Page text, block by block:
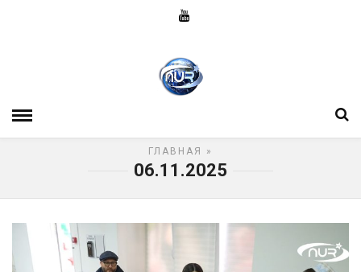
ГЛАВНАЯ »
06.11.2025